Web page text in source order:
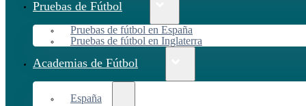
Pruebas de Fútbol
Pruebas de fútbol en España
Pruebas de fútbol en Inglaterra
Academias de Fútbol
España